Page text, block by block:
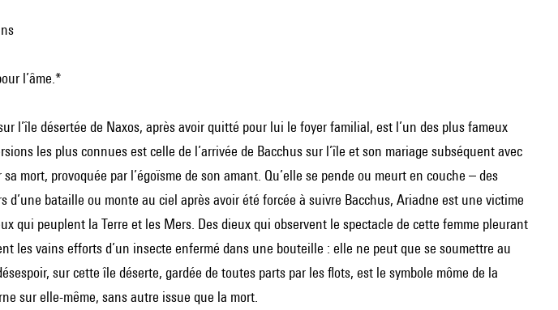
l’âme.*
l’île désertée de Naxos, après avoir quitté pour lui le foyer familial, est l’un des plus fameux
les plus connues est celle de l’arrivée de Bacchus sur l’île et son mariage subséquent avec
mort, provoquée par l’égoïsme de son amant. Qu’elle se pende ou meurt en couche – des
d’une bataille ou monte au ciel après avoir été forcée à suivre Bacchus, Ariadne est une victime
qui peuplent la Terre et les Mers. Des dieux qui observent le spectacle de cette femme pleurant
les vains efforts d’un insecte enfermé dans une bouteille : elle ne peut que se soumettre au
sur cette île déserte, gardée de toutes parts par les flots, est le symbole môme de la
sur elle-même, sans autre issue que la mort.